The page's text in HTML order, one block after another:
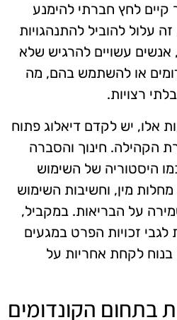
קיים לחץ חברתי להימנע
עלול להוביל להתנהגויות
אנשים עשויים להרגיש שלא
או להשתמש בהם, מה
רצויות.
אלו, יש לקדם דיאלוג פתוח
הקהילה. חינוך והסברה
היסטוריה של השימוש
מין, וחשיבות השימוש
על הבריאות. במקביל,
זכויות הפרט במגעים
בנוח לקחת אחריות על
בתחום הקונדומים